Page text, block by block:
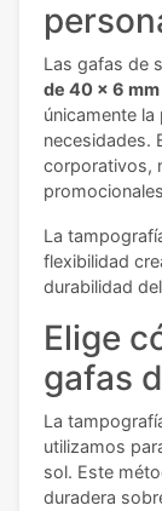
Las gafas de
de 40 x 6 mm
únicamente
necesidades.
corporativos,
La
flexibilidad
durabilidad
Elige
gafas
La
utilizamos
sol. Este
duradera